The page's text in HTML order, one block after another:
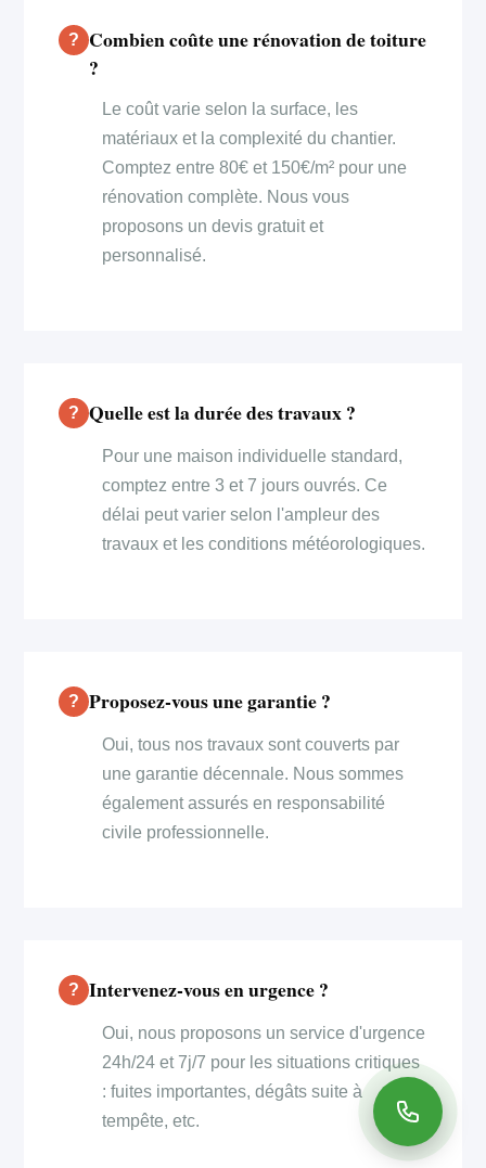
Combien coûte une rénovation de toiture
?
Le coût varie selon la surface, les
matériaux et la complexité du chantier.
Comptez entre 80€ et 150€/m² pour une
rénovation complète. Nous vous
proposons un devis gratuit et
personnalisé.
Quelle est la durée des travaux ?
Pour une maison individuelle standard,
comptez entre 3 et 7 jours ouvrés. Ce
délai peut varier selon l'ampleur des
travaux et les conditions météorologiques.
Proposez-vous une garantie ?
Oui, tous nos travaux sont couverts par
une garantie décennale. Nous sommes
également assurés en responsabilité
civile professionnelle.
Intervenez-vous en urgence ?
Oui, nous proposons un service d'urgence
24h/24 et 7j/7 pour les situations critiques
: fuites importantes, dégâts suite à
tempête, etc.